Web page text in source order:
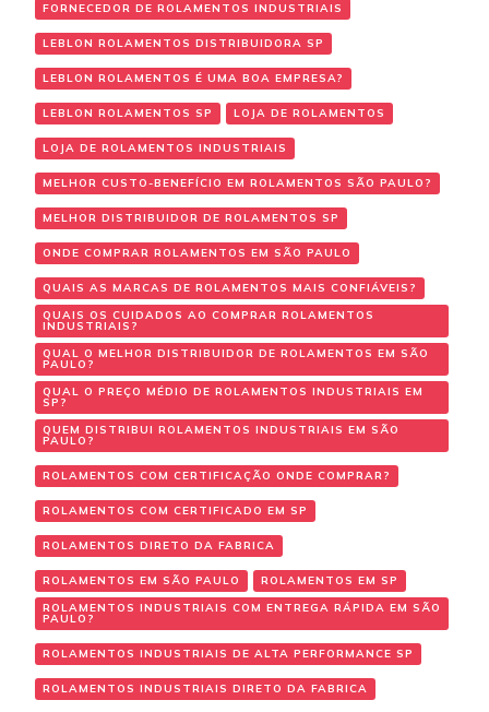
FORNECEDOR DE ROLAMENTOS INDUSTRIAIS
LEBLON ROLAMENTOS DISTRIBUIDORA SP
LEBLON ROLAMENTOS É UMA BOA EMPRESA?
LEBLON ROLAMENTOS SP LOJA DE ROLAMENTOS
LOJA DE ROLAMENTOS INDUSTRIAIS
MELHOR CUSTO-BENEFÍCIO EM ROLAMENTOS SÃO PAULO?
MELHOR DISTRIBUIDOR DE ROLAMENTOS SP
ONDE COMPRAR ROLAMENTOS EM SÃO PAULO
QUAIS AS MARCAS DE ROLAMENTOS MAIS CONFIÁVEIS?
QUAIS OS CUIDADOS AO COMPRAR ROLAMENTOS
INDUSTRIAIS?
QUAL O MELHOR DISTRIBUIDOR DE ROLAMENTOS EM SÃO
PAULO?
QUAL O PREÇO MÉDIO DE ROLAMENTOS INDUSTRIAIS EM
SP?
QUEM DISTRIBUI ROLAMENTOS INDUSTRIAIS EM SÃO
PAULO?
ROLAMENTOS COM CERTIFICAÇÃO ONDE COMPRAR?
ROLAMENTOS COM CERTIFICADO EM SP
ROLAMENTOS DIRETO DA FABRICA
ROLAMENTOS EM SÃO PAULO
ROLAMENTOS EM SP
ROLAMENTOS INDUSTRIAIS COM ENTREGA RÁPIDA EM SÃO
PAULO?
ROLAMENTOS INDUSTRIAIS DE ALTA PERFORMANCE SP
ROLAMENTOS INDUSTRIAIS DIRETO DA FABRICA